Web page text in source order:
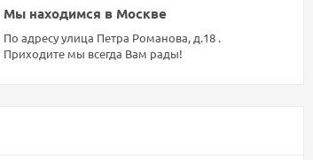
Мы находимся в Москве
По адресу улица Петра Романова, д.18 .
Приходите мы всегда Вам рады!